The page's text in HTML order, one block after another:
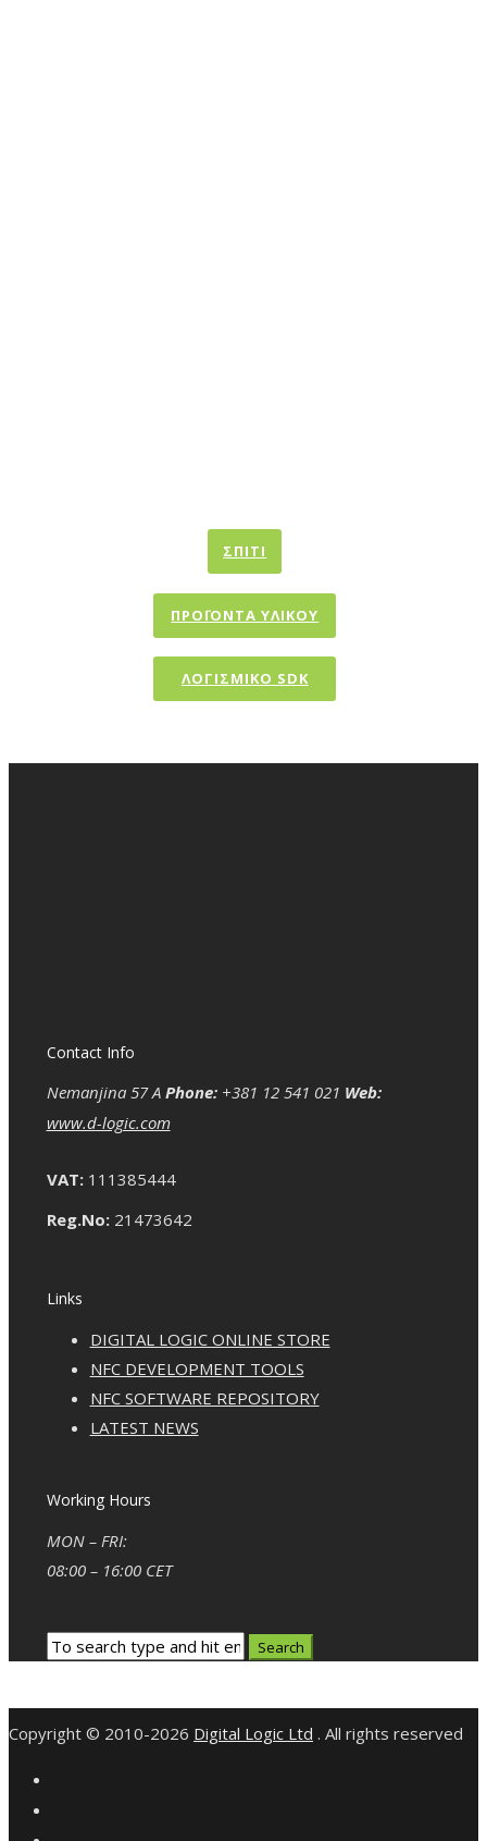
ΣΠΊΤΙ
ΠΡΟΪΟΝΤΑ ΥΛΙΚΟΥ
ΛΟΓΙΣΜΙΚΟ SDK
Contact Info
Nemanjina 57 A Phone:+381 12 541 021 Web:
www.d-logic.com
VAT:111385444
Reg.No:21473642
Links
DIGITAL LOGIC ONLINE STORE
NFC DEVELOPMENT TOOLS
NFC SOFTWARE REPOSITORY
LATEST NEWS
Working Hours
MON – FRI:
08:00 – 16:00 CET
Copyright © 2010-2026 Digital Logic Ltd . All rights reserved